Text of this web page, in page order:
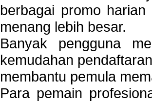
berbagai promo
menang lebih besar.
Banyak pengguna
kemudahan
membantu pemula
Para pemain